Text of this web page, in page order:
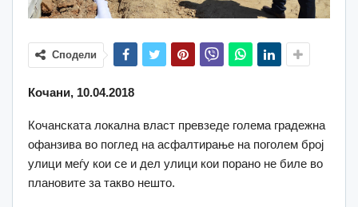
Сподели
Кочани, 10.04.2018
Кочанската локална власт превзеде голема градежна
офанзива во поглед на асфалтирање на поголем број
улици меѓу кои се и дел улици кои порано не биле во
плановите за такво нешто.